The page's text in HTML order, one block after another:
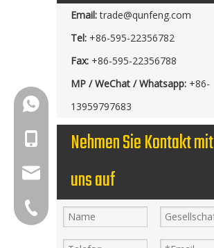
Email: trade@qunfeng.com
Tel: +86-595-22356782
Fax: +86-595-22356788
MP / WeChat / Whatsapp: +86-
13959797683
Nehmen Sie Kontakt mit
uns auf
+86-18150503129
+86-18150503129
group@qunfeng.com
+86-595 22356782